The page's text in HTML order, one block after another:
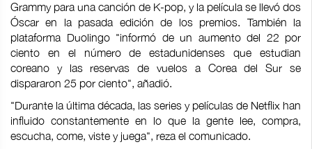
Grammy para una canción de K-pop, y la película se llevó dos
Óscar en la pasada edición de los premios. También la
plataforma Duolingo "informó de un aumento del 22 por
ciento en el número de estadunidenses que estudian
coreano y las reservas de vuelos a Corea del Sur se
dispararon 25 por ciento", añadió.
"Durante la última década, las series y películas de Netflix han
influido constantemente en lo que la gente lee, compra,
escucha, come, viste y juega", reza el comunicado.